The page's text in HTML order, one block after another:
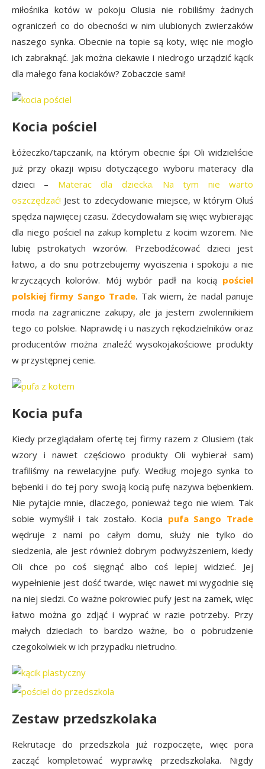
miłośnika kotów w pokoju Olusia nie robiliśmy żadnych
ograniczeń co do obecności w nim ulubionych zwierzaków
naszego synka. Obecnie na topie są koty, więc nie mogło
ich zabraknąć. Jak można ciekawie i niedrogo urządzić kącik
dla małego fana kociaków? Zobaczcie sami!
Kocia pościel
Łóżeczko/tapczanik, na którym obecnie śpi Oli widzieliście
już przy okazji wpisu dotyczącego wyboru materacy dla
dzieci – Materac dla dziecka. Na tym nie warto
oszczędzać! Jest to zdecydowanie miejsce, w którym Oluś
spędza najwięcej czasu. Zdecydowałam się więc wybierając
dla niego pościel na zakup kompletu z kocim wzorem. Nie
lubię pstrokatych wzorów. Przebodźcować dzieci jest
łatwo, a do snu potrzebujemy wyciszenia i spokoju a nie
krzyczących kolorów. Mój wybór padł na kocią pościel
polskiej firmy Sango Trade. Tak wiem, że nadal panuje
moda na zagraniczne zakupy, ale ja jestem zwolennikiem
tego co polskie. Naprawdę i u naszych rękodzielników oraz
producentów można znaleźć wysokojakościowe produkty
w przystępnej cenie.
Kocia pufa
Kiedy przeglądałam ofertę tej firmy razem z Olusiem (tak
wzory i nawet częściowo produkty Oli wybierał sam)
trafiliśmy na rewelacyjne pufy. Według mojego synka to
bębenki i do tej pory swoją kocią pufę nazywa bębenkiem.
Nie pytajcie mnie, dlaczego, ponieważ tego nie wiem. Tak
sobie wymyślił i tak zostało. Kocia pufa Sango Trade
wędruje z nami po całym domu, służy nie tylko do
siedzenia, ale jest również dobrym podwyższeniem, kiedy
Oli chce po coś sięgnąć albo coś lepiej widzieć. Jej
wypełnienie jest dość twarde, więc nawet mi wygodnie się
na niej siedzi. Co ważne pokrowiec pufy jest na zamek, więc
łatwo można go zdjąć i wyprać w razie potrzeby. Przy
małych dzieciach to bardzo ważne, bo o pobrudzenie
czegokolwiek w ich przypadku nietrudno.
Zestaw przedszkolaka
Rekrutacje do przedszkola już rozpoczęte, więc pora
zacząć kompletować wyprawkę przedszkolaka. Nigdy